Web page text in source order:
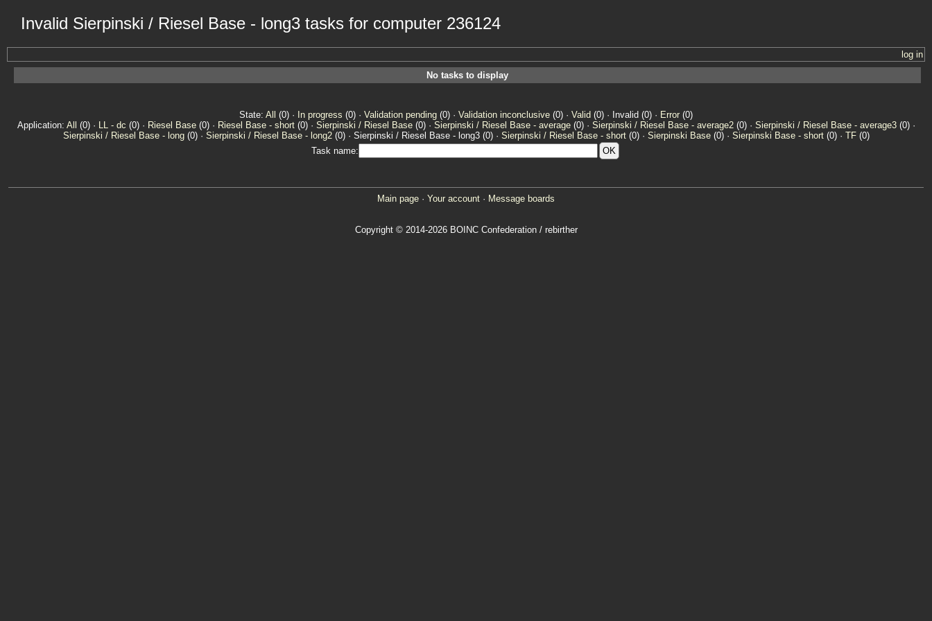
Invalid Sierpinski / Riesel Base - long3 tasks for computer 236124
log in
No tasks to display
State: All (0) · In progress (0) · Validation pending (0) · Validation inconclusive (0) · Valid (0) · Invalid (0) · Error (0)
Application: All (0) · LL - dc (0) · Riesel Base(0) · Riesel Base - short(0) · Sierpinski / Riesel Base(0) · Sierpinski / Riesel Base - average(0) · Sierpinski / Riesel Base - average2(0) · Sierpinski / Riesel Base - average3(0) ·
Sierpinski / Riesel Base - long(0) · Sierpinski / Riesel Base - long2(0) · Sierpinski / Riesel Base - long3 (0) · Sierpinski / Riesel Base - short(0) · Sierpinski Base(0) · Sierpinski Base - short(0) · TF(0)
Task name:
Main page · Your account · Message boards
Copyright © 2014-2026 BOINC Confederation / rebirther